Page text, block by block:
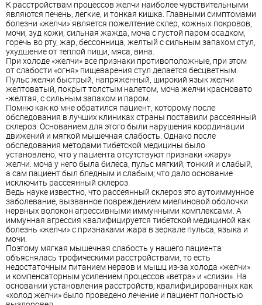
К расстройствам процессов желчи наиболее чувствительными
являются печень, легкие, и тонкая кишка. Главными симптомами
болезни «желчи» является пожелтение склер, кожных покровов,
мочи, зуд кожи, сильная жажда, моча с густой паром осадком,
горечь во рту, жар, бессонница, желтый с сильным запахом стул,
ухудшение от теплой пищи, мяса, вина.
При холоде «желчи» все признаки противоположные, при этом
от слабости «огня» пищеварения стул делается бесцветным.
Пульс желчи быстрый, напряженный, широкий язык желчи
желтоватый, покрыт толстым налетом, моча желчи красновато
-желтая, с сильным запахом и паром.
Помню как ко мне обратился пациент, которому после
обследования в лучших клиниках страны поставили рассеянный
склероз. Основанием для этого были нарушения координации
движений и мягкой мышечная слабость. Однако после
обследования методами тибетской медицины было
установлено, что у пациента отсутствуют признаки «жару»
желчи: моча у него была билеса, пульс мягкий, тонкий и слабый,
а сам пациент был бледным и слабым; что дало основание
исключить рассеянный склероз.
Ведь науке известно, что рассеянный склероз это аутоиммунное
заболевание, вызванное повреждением миелиновой оболочки
нервных волокон агрессивными иммунными комплексами. А
иммунная агрессия квалифицируется тибетской медициной как
болезнь «желчи» с признаками жара в зеркале пульса, языка и
мочи.
Поэтому мягкая мышечная слабость у нашего пациента
объяснялась трофическими расстройствами, то есть
недостаточным питанием нервов и мышц из-за холода «желчи»
и компенсаторным усилением процессов «ветра» и «слизи». На
основании установления расстройств, квалифицированных как
«холод желчи» было проведено лечение и пациент полностью